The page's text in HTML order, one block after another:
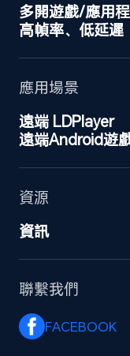
多開遊戲/應用
高幀率、低延遲
應用場景
遠端 LDPlayer
遠端Android遊
資源
資訊
聯繫我們
FACEBOOK